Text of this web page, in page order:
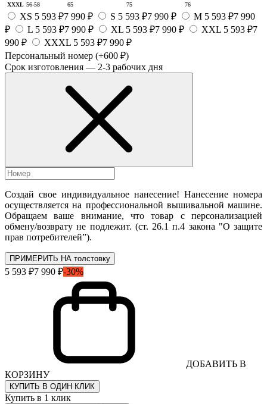
XXXL 56-58 65 75 76
XS 5 593 ₽7 990 ₽ S 5 593 ₽7 990 ₽ M 5 593 ₽7 990
₽
L 5 593 ₽7 990 ₽ XL 5 593 ₽7 990 ₽ XXL 5 593 ₽7
990 ₽
XXXL 5 593 ₽7 990 ₽
Персональный номер (+600 ₽)
Срок изготовления — 2-3 рабочих дня
Создай свое индивидуальное нанесение! Нанесение номера
осуществляется на профессиональной вышивальной машине.
Обращаем ваше внимание, что товар с персонализацией
обмену/возврату не подлежит. (ст. 26.1 п.4 закона "О защите
прав потребителей”).
ПРИМЕРИТЬ НА толстовку
5 593 ₽7 990 ₽-30%
ДОБАВИТЬ В
КОРЗИНУ
КУПИТЬ В ОДИН КЛИК
Купить в 1 клик